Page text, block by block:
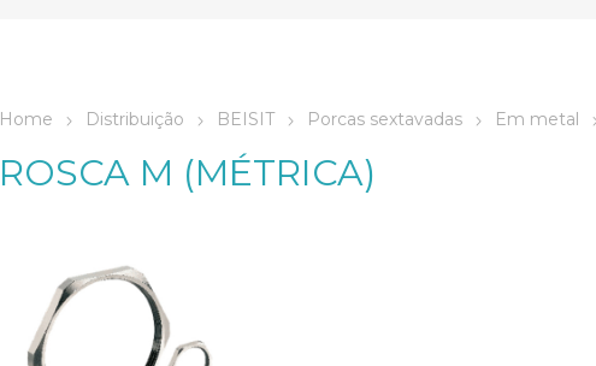
Home Distribuição BEISIT Porcas sextavadas Em metal
ROSCA M (MÉTRICA)